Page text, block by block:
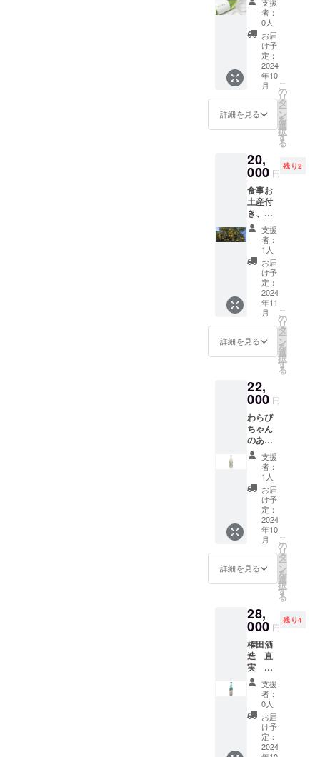
ターン
用のオ
リジナ
ルデザ
インの
ものを
ご用意
致しま
60ｘ60
㎜の丸
定して
います
が、変
更の可
能性も
ござい
ます。
予めご
了承く
ださ
い。
存して
くださ
い。
（国
産）・
抹茶
（国
産） 内
容量：
60ｇ 賞
味期
限：90
日以上
存方
法：直
光・高
温・多
湿の場
所を避
けて保
存して
くださ
い。
産 狭
山茶
宇治抹
茶入り
玄米茶
aburabi
オリジ
ナルブ
レン
ド 60
玄米茶
原材料
名：
（国
産）・
玄米
（国
産）・
抹茶
（国
産） 内
容量：
60ｇ 賞
味期
限：90
日以上
の期間
法：直
射日
温・多
湿の場
所を避
けて保
存して
くださ
い。
ご用意
致しま
す。 サ
イズは
60ｘ60
㎜の丸
型を想
定して
います
が、変
更の可
能性も
ます。
予めご
了承く
ださ
い。 お
まけに
ついて
埼玉県
産 狭
山茶
宇治抹
茶入り
玄米茶
aburabi
オリジ
ナルブ
レン
茶入り
玄米茶
原材料
名：
（国
産）・
玄米
（国
産）・
抹茶
（国
産） 内
容量：
60ｇ 賞
味期
限：90
日以上
存方
法：直
光・高
温・多
湿の場
所を避
けて保
存して
くださ
い。
法：文
字の
み、
ニック
ネー
ム、イ
ニシャ
ルな
ど。 注
意事
項：ご
支援に
必ず備
考欄に
掲載を
希望さ
れるお
名前を
ご記入
くださ
い。 掲
載を希
望され
ない場
合に
は、
「掲載
希望な
し」と
ご記載
くださ
シール
につい
て 現在
デザイ
ンは調
整中で
す。 リ
ターン
用のオ
リジナ
ルデザ
インの
ものを
ご用意
致しま
す。 サ
イズは
定して
います
が、変
更の可
能性も
ござい
ます。
予めご
了承く
ださ
い。
や高温
多湿避
けて保
存 賞味
期限：
商品発
送時点
で90日
以上の
ものを
お届け
いたし
原産国:
日本 原
材料
名：米
こうじ
（国内
製
造）、
米（埼
玉県
産） わ
らび
ちゃん
のあま
ざけ
ゆず 名
称：あ
まざけ
内容
770ｇ
保存方
法：直
射日光
や高温
多湿避
けて保
存 賞味
期限：
商品発
送時点
で90日
以上の
ものを
お届け
いたし
ます。
原産国:
日本 原
名：米
こうじ
（国内
製
造）、
米（埼
玉県
産）、
ゆず果
汁 弊社
ホーム
ページ
へのお
け常温
保存 賞
味期
限：商
品発送
時点で
180日以
上のも
たしま
す。 原
本 ※1歳
未満の
お子様
には食
べさせ
ないよ
うにご
注意く
ださ
い。 弊
社ホー
ムペー
ジへの
お名前
掲載に
ついて
掲載期
間：
2025年
5年間掲
載しま
す。 掲
載を希
望しな
い場
合、掲
載の中
止をご
希望の
場合に
はお知
らせく
ださ
い。
ホーム
ページ
のレイ
アウト
によ
り、掲
載場所
や配置
等が変
更にな
る可能
性がご
ざいま
す。 掲
載方
法：文
字の
のメッ
セージ
などに
いかが
でしょ
うか。
一人で
飲むと
誰を思
い浮か
感じる
か苦く
感じる
か。
330ml
ボトル6
本ひと
箱での
お届け
になり
ます。
あなた
に会え
て 品
内容
量：
原材料
名：大
麦麦芽
（ドイ
ツ製
造）、
ホップ
アル
コール
分：5％
弊社
ホーム
ページ
へのお
名前掲
載につ
いて 掲
載期
間：
1月から
5年間掲
載しま
す。 掲
載を希
望しな
い場
合、掲
載の中
止をご
希望の
場合に
はお知
ンアル
コール
のた
め、お
子様か
らお年
寄りま
でお楽
ただけ
ます。
然な甘
さをご
堪能い
ただけ
ます。
暑かっ
たり体
調不良
などで
食欲が
ない場
合に、
手軽に
補給で
きま
らび
ちゃん
プレー
ン/ゆず
「原材
料及び
添加物
等の食
品表示
はお届
け商品
のラベ
ルに表
記され
ます。
商品開
お届け
のリ
に貼付
された
ラベル
や注意
書きを
ご確認
くださ
い。」
山羊と
育てた
赤米の
あまざ
け 名
ド 60
ｇ）。
見沼田
んぼの
自然の
なかで
育っ
た、そ
の時期
のお花
す。 お
花が咲
が移り
変わる
ので、
蜜の色
や香り
や味わ
いがそ
の時々
で変
わって
きま
す。 こ
は、ご
支援の
産の具
合で発
送時期
が前後
する場
合がご
ざいま
す。 見
沼田ん
ぼから
のおく
りもの
aburabi
はちみ
つ 名
ちみつ
原材料
内容
量：
1200ｇ
ボトル
+300ｇ
チュー
ブ 保存
方法：
直射日
光や高
温多湿
避け常
温保存
へのお
名前掲
載。
※20歳未
満の者
による
飲酒は
法令で
禁止さ
れてい
はこの
リター
ンを選
択でき
ませ
ん。 熊
谷の銘
酒「直
実 特
別本醸
造 あ
ぶらび
オリジ
ナルブ
ルーボ
トル
720ml
社が権
田酒造
お願い
して製
造して
もらっ
ている
オリジ
ナル
バー
ジョン
です。
現在、
ブルー
の直実
はこち
では入
手でき
ない商
品で
す。 原
料米は
埼玉県
産のさ
け武
蔵、
ちょっ
と甘口
のお酒
720ml 6
本セッ
ト 送
料込
み お
よび
オリジ
ナル
シー
ル・お
礼状・
弊社
ページ
へのお
名前掲
載。
※20歳未
満の者
による
飲酒は
法令で
禁止さ
れてい
ます。
20歳未
満の方
はこの
リター
ンを選
玉県蕨
市の女
性にモ
ニタリ
ングし
ながら
選定し
たお酒
です。
食事に
合わせ
やす
い、
ちょっ
と辛口
のお酒
で、冷
した純
米吟醸
す。 全
国観光
土産品
連盟会
長賞を
受賞し
ていま
す。 蕨
市は酒
米に適
者：
0人
お届
け予
定：
2024
年10
月
詳細を見る
こ
の
リ
タ
ー
ン
を
選
択
す
る
20,
000 円
残り2
食事お
土産付
き、蕨
産ゆず
収穫体
験と蕨
産ゆず
を使っ
た食事
会「第3
回 蕨
のゆず
を楽し
も
う！」
ペア優
加。 弊
社オリ
ジナル
商品の
お土産
が付き
ます。
オリジ
ナル
シー
ル・お
礼状・
弊社
ホーム
ページ
へのお
名前掲
量並び
に収穫
時期が
安定し
ないた
め、11
月頃の
日程の
ご案内
になり
ます。
柚子の
不作や
支援
者：
1人
お届
け予
定：
2024
年11
月
詳細を見る
こ
の
リ
タ
ー
ン
を
選
択
す
る
22,
000 円
わらび
ちゃん
のあま
ざけぷ
れーん/
ゆず
770ｇボ
トル
各6本
セッ
ト 送
料込
み お
よび
オリジ
ナル
ル・お
礼状・
弊社
ホーム
ページ
へのお
名前掲
載。 ※
ホーム
ページ
へのお
名前掲
載を匿
支援
者：
1人
お届
け予
定：
2024
年10
月
詳細を見る
こ
の
リ
タ
ー
ン
を
選
択
す
る
28,
000 円
残り4
権田酒
造 直
実 特
別本醸
造 あ
ぶらび
オリジ
ナル
ブルー
ボト
支援
者：
0人
お届
け予
定：
2024